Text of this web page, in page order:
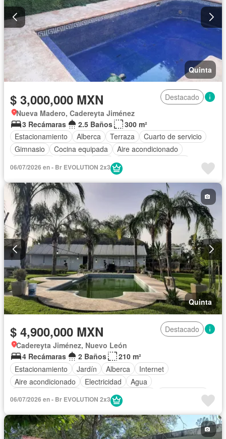
Quinta
$ 3,000,000 MXN
Destacado
Nueva Madero, Cadereyta Jiménez
3 Recámaras
2.5 Baños
300 m²
Estacionamiento
Alberca Terraza
Cuarto de servicio
Gimnasio
Cocina equipada
Aire acondicionado
Recámara con closet
06/07/2026 en - Br EVOLUTION 2x3
Quinta
$ 4,900,000 MXN
Destacado
Cadereyta Jiménez, Nuevo León
4 Recámaras
2 Baños
210 m²
Estacionamiento
Jardín Alberca
Internet
Aire acondicionado
Electricidad
Agua
Chimenea
Zonas verdes
06/07/2026 en - Br EVOLUTION 2x3